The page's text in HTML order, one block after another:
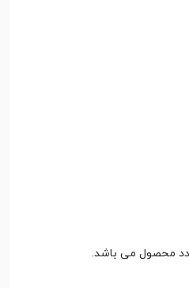
محصول می باشد.